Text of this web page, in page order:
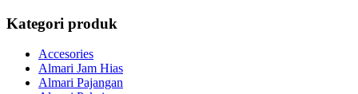
Kategori produk
Accesories
Almari Jam Hias
Almari Pajangan